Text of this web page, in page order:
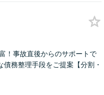
！事故直後からのサポートで
務整理手段をご提案【分割・